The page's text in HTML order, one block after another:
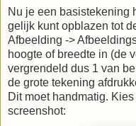
Nu je een basistekening
gelijk kunt opblazen tot
Afbeelding ->
hoogte of breedte in (de
vergrendeld dus 1 van
de grote tekening
Dit moet handmatig.
screenshot: